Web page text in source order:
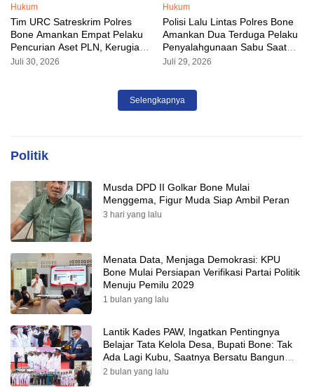
Hukum
Tim URC Satreskrim Polres
Bone Amankan Empat Pelaku
Pencurian Aset PLN, Kerugian
Ditaksir Capai Rp 3 Milyar
Juli 30, 2026
Hukum
Polisi Lalu Lintas Polres Bone
Amankan Dua Terduga Pelaku
Penyalahgunaan Sabu Saat
Razia Kendaraan
Juli 29, 2026
Selengkapnya
Politik
Musda DPD II Golkar Bone Mulai
Menggema, Figur Muda Siap Ambil Peran
3 hari yang lalu
Menata Data, Menjaga Demokrasi: KPU
Bone Mulai Persiapan Verifikasi Partai Politik
Menuju Pemilu 2029
1 bulan yang lalu
Lantik Kades PAW, Ingatkan Pentingnya
Belajar Tata Kelola Desa, Bupati Bone: Tak
Ada Lagi Kubu, Saatnya Bersatu Bangun
Desa
2 bulan yang lalu